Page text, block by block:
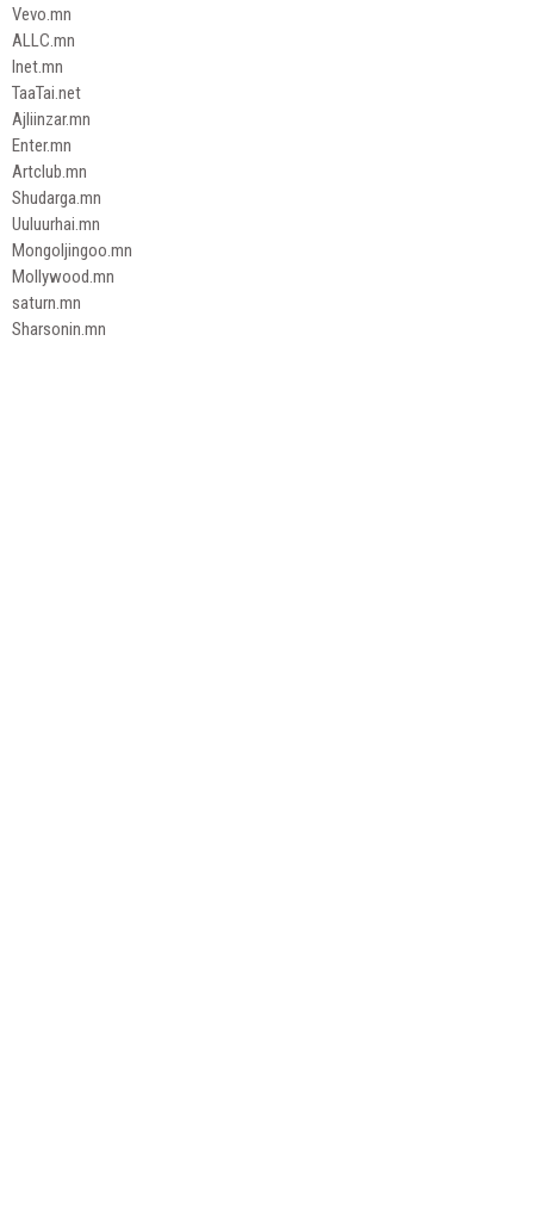
Vevo.mn
ALLC.mn
Inet.mn
TaaTai.net
Ajliinzar.mn
Enter.mn
Artclub.mn
Shudarga.mn
Uuluurhai.mn
Mongoljingoo.mn
Mollywood.mn
saturn.mn
Sharsonin.mn